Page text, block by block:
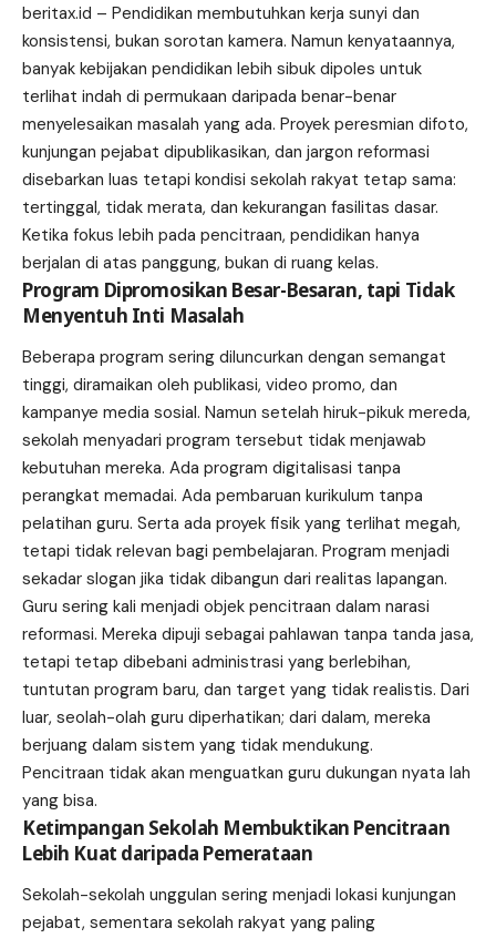
beritax.id – Pendidikan membutuhkan kerja sunyi dan
konsistensi, bukan sorotan kamera. Namun kenyataannya,
banyak kebijakan pendidikan lebih sibuk dipoles untuk
terlihat indah di permukaan daripada benar-benar
menyelesaikan masalah yang ada. Proyek peresmian difoto,
kunjungan pejabat dipublikasikan, dan jargon reformasi
disebarkan luas tetapi kondisi sekolah rakyat tetap sama:
tertinggal, tidak merata, dan kekurangan fasilitas dasar.
Ketika fokus lebih pada pencitraan, pendidikan hanya
berjalan di atas panggung, bukan di ruang kelas.
Program Dipromosikan Besar-Besaran, tapi Tidak
Menyentuh Inti Masalah
Beberapa program sering diluncurkan dengan semangat
tinggi, diramaikan oleh publikasi, video promo, dan
kampanye media sosial. Namun setelah hiruk-pikuk mereda,
sekolah menyadari program tersebut tidak menjawab
kebutuhan mereka. Ada program digitalisasi tanpa
perangkat memadai. Ada pembaruan kurikulum tanpa
pelatihan guru. Serta ada proyek fisik yang terlihat megah,
tetapi tidak relevan bagi pembelajaran. Program menjadi
sekadar slogan jika tidak dibangun dari realitas lapangan.
Guru sering kali menjadi objek pencitraan dalam narasi
reformasi. Mereka dipuji sebagai pahlawan tanpa tanda jasa,
tetapi tetap dibebani administrasi yang berlebihan,
tuntutan program baru, dan target yang tidak realistis. Dari
luar, seolah-olah guru diperhatikan; dari dalam, mereka
berjuang dalam sistem yang tidak mendukung.
Pencitraan tidak akan menguatkan guru dukungan nyata lah
yang bisa.
Ketimpangan Sekolah Membuktikan Pencitraan
Lebih Kuat daripada Pemerataan
Sekolah-sekolah unggulan sering menjadi lokasi kunjungan
pejabat, sementara sekolah rakyat yang paling